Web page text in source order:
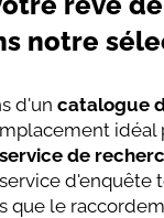
notre
d'uncatalogue
idéal
service de
d'enquête
que le